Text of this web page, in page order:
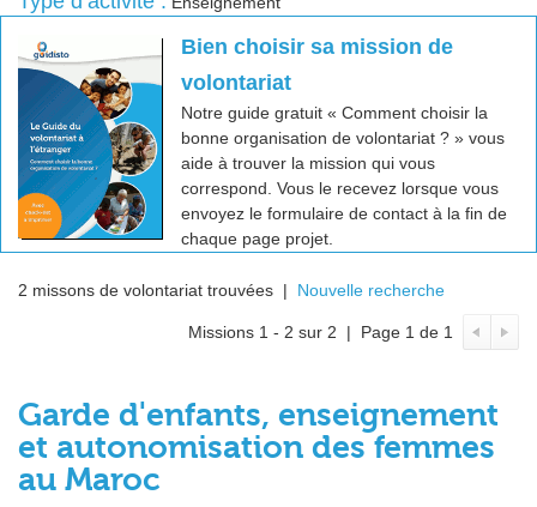
Bien choisir sa mission de
volontariat
Notre guide gratuit « Comment choisir la
bonne organisation de volontariat ? » vous
aide à trouver la mission qui vous
correspond. Vous le recevez lorsque vous
envoyez le formulaire de contact à la fin de
chaque page projet.
2 missons de volontariat trouvées | Nouvelle recherche
Missions 1 - 2 sur 2 | Page 1 de 1
Garde d'enfants, enseignement
et autonomisation des femmes
au Maroc